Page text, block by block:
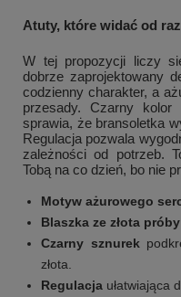
Atuty, które widać od
W tej propozycji liczy
dobrze zaprojektowany
codzienny charakter, a
przesady. Czarny kolor
sprawia, że bransoletka
Regulacja pozwala
zależności od potrzeb.
Tobą na co dzień, bo nie
Motyw ażurowego
Blaszka ze złota
Czarny sznurek
złota.
Regulacja ułatwiająca